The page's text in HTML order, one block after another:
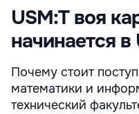
USM:Т воя
начинается
Почему стоит
математики и
технический